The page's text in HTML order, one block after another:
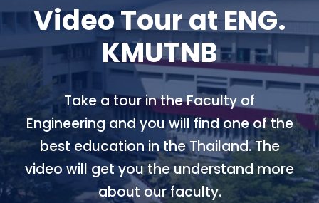
Video Tour at ENG.
KMUTNB
Take a tour in the Faculty of
Engineering and you will find one of the
best education in the Thailand. The
video will get you the understand more
about our faculty.